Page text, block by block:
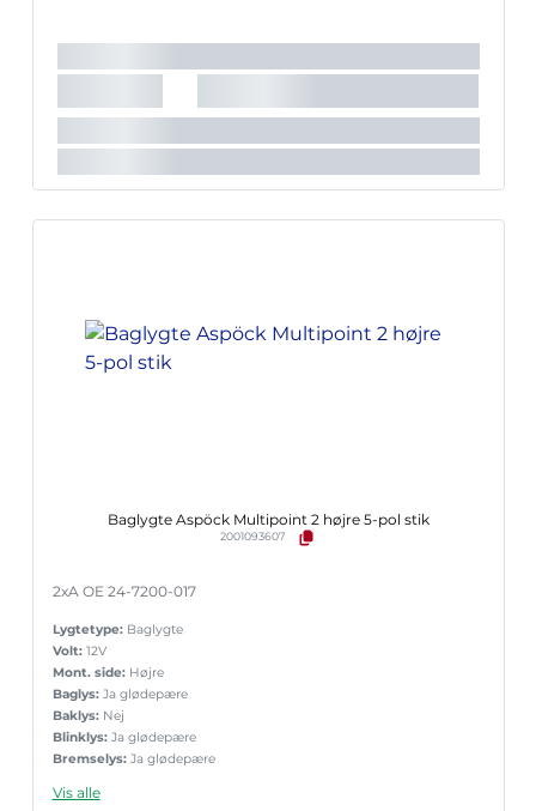
Stik: 5-pol Aspöck
Lygte nr.: Multipoint 2
Baglygte Aspöck Multipoint 2 højre 5-pol stik
2001093607
2xA OE 24-7200-017
Lygtetype: Baglygte
Volt: 12V
Mont. side: Højre
Baglys: Ja glødepære
Baklys: Nej
Blinklys: Ja glødepære
Bremselys: Ja glødepære
Reflekstrekant:
Vis alle